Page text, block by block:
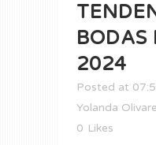
BODAS
2024
Posted at
Yolanda
0 Likes